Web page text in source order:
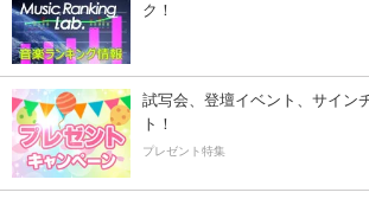
ク！
試写会、登壇イベント、サイン
ト！
プレゼント特集